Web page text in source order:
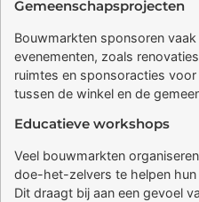
Gemeenschapsprojecten
Bouwmarkten sponsoren
evenementen, zoals
ruimtes en sponsoracties
tussen de winkel en de
Educatieve workshops
Veel bouwmarkten
doe-het-zelvers te helpen
Dit draagt bij aan een gevoel